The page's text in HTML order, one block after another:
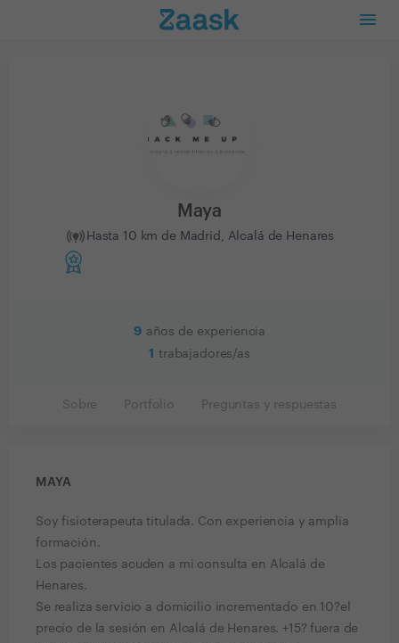
Maya
Hasta 10 km de Madrid, Alcalá de Henares
9 años de experiencia
1 trabajadores/as
Sobre Portfolio Preguntas y respuestas
MAYA
Soy fisioterapeuta titulada. Con experiencia y amplia
formación.
Los pacientes acuden a mi consulta en Alcalá de
Henares.
Se realiza servicio a domicilio incrementado en 10?el
precio de la sesión en Alcalá de Henares. +15? fuera de